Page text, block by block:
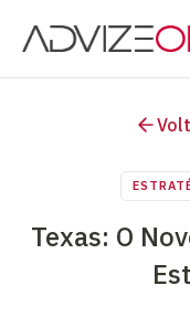
Texas: O